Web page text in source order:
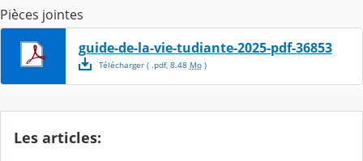
Pièces jointes
guide-de-la-vie-tudiante-2025-pdf-36853
Télécharger( .pdf, 8.48 Mo)
Les articles: